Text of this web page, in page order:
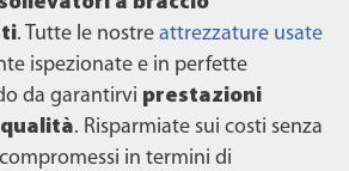
. Tutte le nostre attrezzature usate
ispezionate e in perfette
da garantirvi prestazioni
. Risparmiate sui costi senza
in termini di